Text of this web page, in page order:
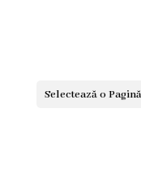
Selectează o Pagină